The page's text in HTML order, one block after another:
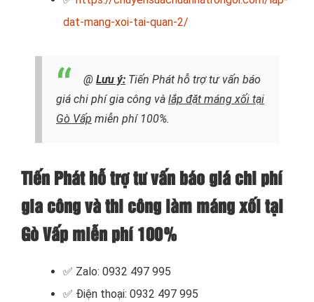
dat-mang-xoi-tai-quan-2/
@ Lưu ý: Tiến Phát hỗ trợ tư vấn báo
giá chi phí gia công và lắp đặt máng xối tại
Gò Vấp miễn phí 100%.
Tiến Phát hỗ trợ tư vấn báo giá chi phí
gia công và thi công làm máng xối tại
Gò Vấp miễn phí 100%
✅ Zalo: 0932 497 995
✅ Điện thoại: 0932 497 995